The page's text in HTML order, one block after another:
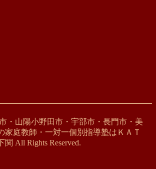
・山陽小野田市・宇部市・長門市・美
家庭教師・一対一個別指導塾はＫＡＴ
All Rights Reserved.